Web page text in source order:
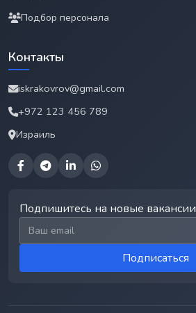
Подбор персонала
Контакты
iskrakovrov@gmail.com
+972 123 456 789
Израиль
Подпишитесь на новые вакансии
Email для подписки
Подписаться